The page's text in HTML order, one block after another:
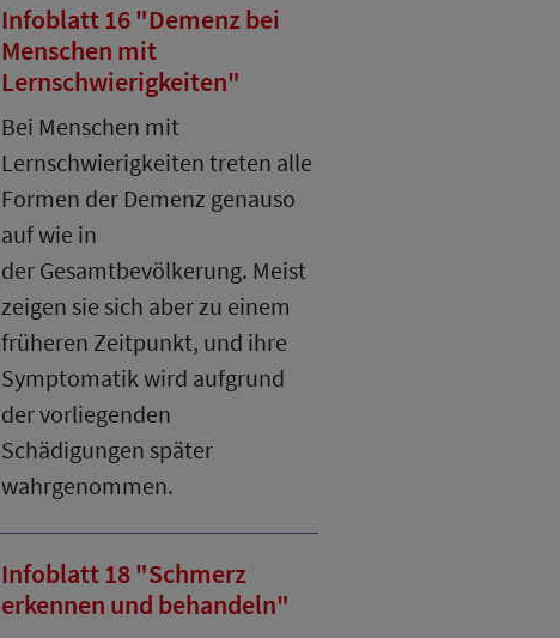
Infoblatt 16 "Demenz bei
Menschen mit
Lernschwierigkeiten"
Bei Menschen mit
Lernschwierigkeiten treten alle
Formen der Demenz genauso
auf wie in
der Gesamtbevölkerung. Meist
zeigen sie sich aber zu einem
früheren Zeitpunkt, und ihre
Symptomatik wird aufgrund
der vorliegenden
Schädigungen später
wahrgenommen.
Infoblatt 18 "Schmerz
erkennen und behandeln"